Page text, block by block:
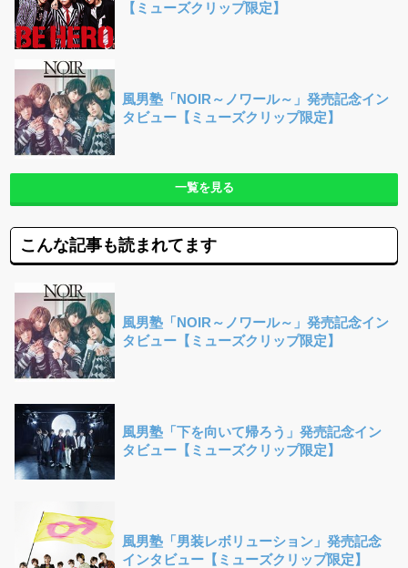
【ミューズクリップ限定】
風男塾「NOIR～ノワール～」発売記念イン
タビュー【ミューズクリップ限定】
一覧を見る
こんな記事も読まれてます
風男塾「NOIR～ノワール～」発売記念イン
タビュー【ミューズクリップ限定】
風男塾「下を向いて帰ろう」発売記念イン
タビュー【ミューズクリップ限定】
風男塾「男装レボリューション」発売記念
インタビュー【ミューズクリップ限定】